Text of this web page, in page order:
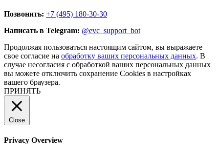
Позвонить: +7 (495) 180-30-30
Написать в Telegram: @evc_support_bot
Продолжая пользоваться настоящим сайтом, вы выражаете
свое согласие на обработку ваших персональных данных. В
случае несогласия с обработкой ваших персональных данных
вы можете отключить сохранение Cookies в настройках
вашего браузера.
ПРИНЯТЬ
Close
Privacy Overview